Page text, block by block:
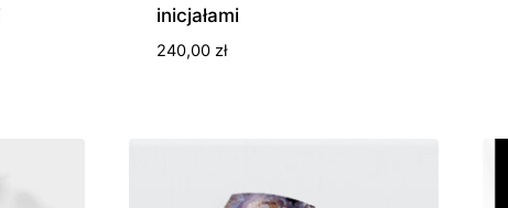
inicjałami
240,00 zł